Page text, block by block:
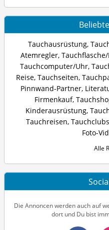
Tauchausrüstung,
Atemregler,
Tauchcomputer/Uhr,
Reise, Tauchseiten,
Pinnwand-Partner,
Firmenkauf,
Kinderausrüstung,
Tauchreisen, Tauchclubs
Foto-
Alle
Die Annoncen werden auch auf
dort und Du bist